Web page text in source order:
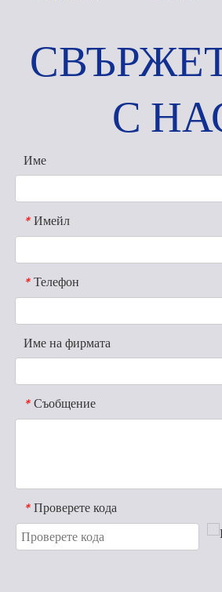
С
Име
* Имейл
* Телефон
Име на фирмата
* Съобщение
* Проверете кода